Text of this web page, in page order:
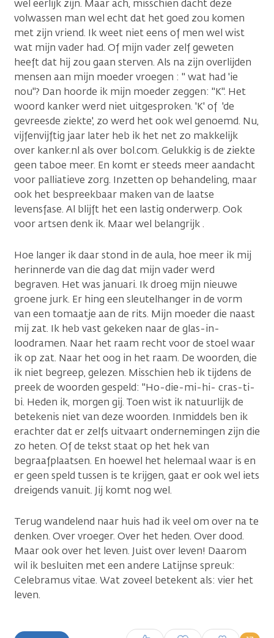
wel eerlijk zijn. Maar ach, misschien dacht deze
volwassen man wel echt dat het goed zou komen
met zijn vriend. Ik weet niet eens of men wel wist
wat mijn vader had. Of mijn vader zelf geweten
heeft dat hij zou gaan sterven. Als na zijn overlijden
mensen aan mijn moeder vroegen : " wat had 'ie
nou"? Dan hoorde ik mijn moeder zeggen: "K". Het
woord kanker werd niet uitgesproken. 'K' of 'de
gevreesde ziekte', zo werd het ook wel genoemd. Nu,
vijfenvijftig jaar later heb ik het net zo makkelijk
over kanker.nl als over bol.com. Gelukkig is de ziekte
geen taboe meer. En komt er steeds meer aandacht
voor palliatieve zorg. Inzetten op behandeling, maar
ook het bespreekbaar maken van de laatse
levensfase. Al blijft het een lastig onderwerp. Ook
voor artsen denk ik. Maar wel belangrijk .
Hoe langer ik daar stond in de aula, hoe meer ik mij
herinnerde van die dag dat mijn vader werd
begraven. Het was januari. Ik droeg mijn nieuwe
groene jurk. Er hing een sleutelhanger in de vorm
van een tomaatje aan de rits. Mijn moeder die naast
mij zat. Ik heb vast gekeken naar de glas-in-
loodramen. Naar het raam recht voor de stoel waar
ik op zat. Naar het oog in het raam. De woorden, die
ik niet begreep, gelezen. Misschien heb ik tijdens de
preek de woorden gespeld: "Ho-die-mi-hi- cras-ti-
bi. Heden ik, morgen gij. Toen wist ik natuurlijk de
betekenis niet van deze woorden. Inmiddels ben ik
erachter dat er zelfs uitvaart ondernemingen zijn die
zo heten. Of de tekst staat op het hek van
begraafplaatsen. En hoewel het helemaal waar is en
er geen speld tussen is te krijgen, gaat er ook wel iets
dreigends vanuit. Jij komt nog wel.
Terug wandelend naar huis had ik veel om over na te
denken. Over vroeger. Over het heden. Over dood.
Maar ook over het leven. Juist over leven! Daarom
wil ik besluiten met een andere Latijnse spreuk:
Celebramus vitae. Wat zoveel betekent als: vier het
leven.
Inloggen om een reactie te